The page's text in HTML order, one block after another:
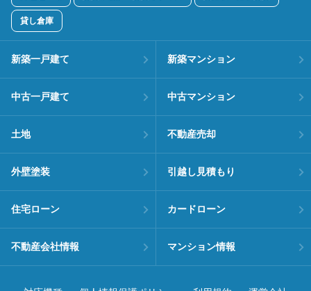
貸し倉庫
新築一戸建て 新築マンション
中古一戸建て 中古マンション
土地 不動産売却
外壁塗装 引越し見積もり
住宅ローン カードローン
不動産会社情報 マンション情報